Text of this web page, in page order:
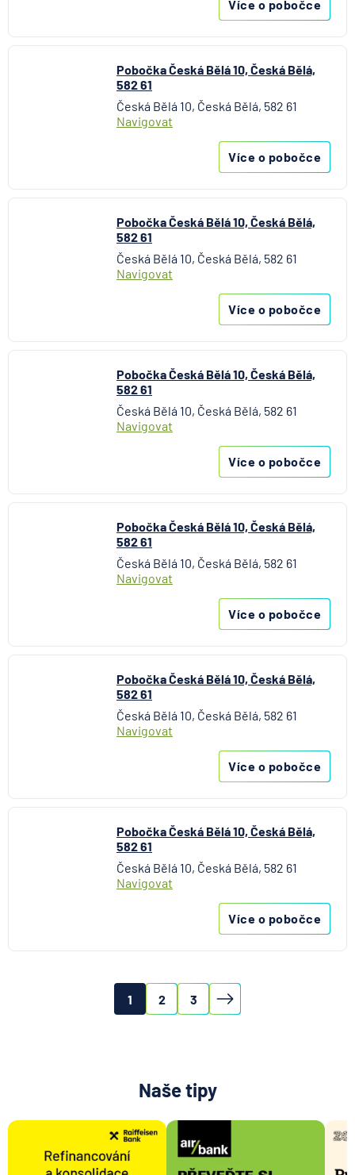
Více o pobočce
Pobočka Česká Bělá 10, Česká Bělá,
582 61
Česká Bělá 10, Česká Bělá, 582 61
Navigovat
Více o pobočce
Pobočka Česká Bělá 10, Česká Bělá,
582 61
Česká Bělá 10, Česká Bělá, 582 61
Navigovat
Více o pobočce
Pobočka Česká Bělá 10, Česká Bělá,
582 61
Česká Bělá 10, Česká Bělá, 582 61
Navigovat
Více o pobočce
Pobočka Česká Bělá 10, Česká Bělá,
582 61
Česká Bělá 10, Česká Bělá, 582 61
Navigovat
Více o pobočce
Pobočka Česká Bělá 10, Česká Bělá,
582 61
Česká Bělá 10, Česká Bělá, 582 61
Navigovat
Více o pobočce
Pobočka Česká Bělá 10, Česká Bělá,
582 61
Česká Bělá 10, Česká Bělá, 582 61
Navigovat
Více o pobočce
1 2 3
Naše tipy